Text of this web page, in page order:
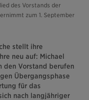
des Vorstands der
zum 1. September
stellt ihre
neu auf: Michael
den Vorstand berufen
Übergangsphase
für das
nach langjähriger